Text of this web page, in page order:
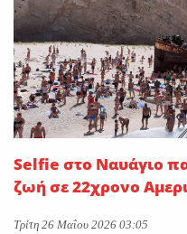
Selfie στο Ναυάγιο
ζωή σε 22χρονο
Τρίτη 26 Μαΐου 2026 03:05